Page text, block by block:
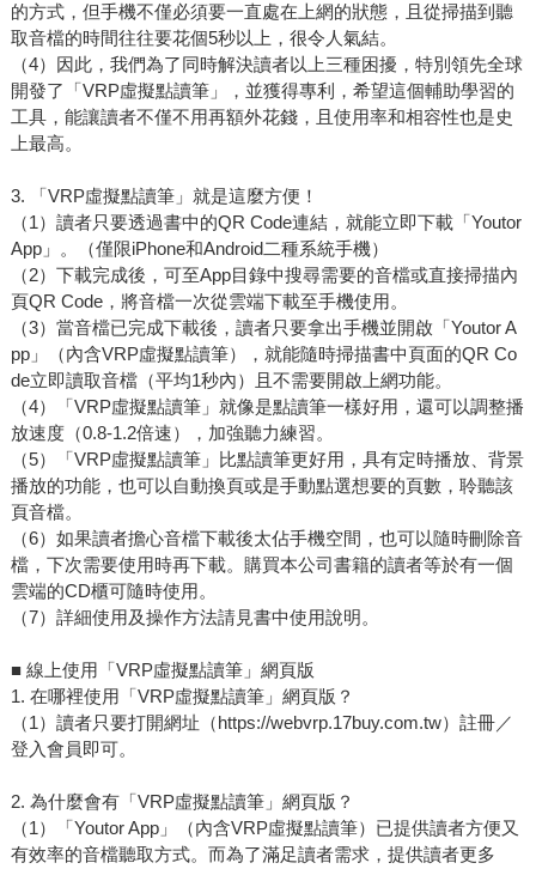
的方式，但手機不僅必須要一直處在上網的狀態，且從掃描到聽
取音檔的時間往往要花個5秒以上，很令人氣結。
（4）因此，我們為了同時解決讀者以上三種困擾，特別領先全球
開發了「VRP虛擬點讀筆」，並獲得專利，希望這個輔助學習的
工具，能讓讀者不僅不用再額外花錢，且使用率和相容性也是史
上最高。
3. 「VRP虛擬點讀筆」就是這麼方便！
（1）讀者只要透過書中的QR Code連結，就能立即下載「Youtor
App」。（僅限iPhone和Android二種系統手機）
（2）下載完成後，可至App目錄中搜尋需要的音檔或直接掃描內
頁QR Code，將音檔一次從雲端下載至手機使用。
（3）當音檔已完成下載後，讀者只要拿出手機並開啟「Youtor A
pp」（內含VRP虛擬點讀筆），就能隨時掃描書中頁面的QR Co
de立即讀取音檔（平均1秒內）且不需要開啟上網功能。
（4）「VRP虛擬點讀筆」就像是點讀筆一樣好用，還可以調整播
放速度（0.8-1.2倍速），加強聽力練習。
（5）「VRP虛擬點讀筆」比點讀筆更好用，具有定時播放、背景
播放的功能，也可以自動換頁或是手動點選想要的頁數，聆聽該
頁音檔。
（6）如果讀者擔心音檔下載後太佔手機空間，也可以隨時刪除音
檔，下次需要使用時再下載。購買本公司書籍的讀者等於有一個
雲端的CD櫃可隨時使用。
（7）詳細使用及操作方法請見書中使用說明。
■ 線上使用「VRP虛擬點讀筆」網頁版
1. 在哪裡使用「VRP虛擬點讀筆」網頁版？
（1）讀者只要打開網址（https://webvrp.17buy.com.tw）註冊／
登入會員即可。
2. 為什麼會有「VRP虛擬點讀筆」網頁版？
（1）「Youtor App」（內含VRP虛擬點讀筆）已提供讀者方便又
有效率的音檔聽取方式。而為了滿足讀者需求，提供讀者更多